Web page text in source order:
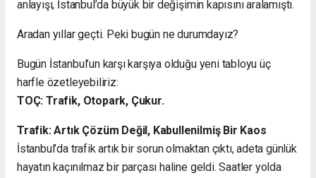
anlayışı, İstanbul’da büyük bir değişimin kapısını aralamıştı.
Aradan yıllar geçti. Peki bugün ne durumdayız?
Bugün İstanbul’un karşı karşıya olduğu yeni tabloyu üç
harfle özetleyebiliriz:
TOÇ: Trafik, Otopark, Çukur.
Trafik: Artık Çözüm Değil, Kabullenilmiş Bir Kaos
İstanbul’da trafik artık bir sorun olmaktan çıktı, adeta günlük
hayatın kaçınılmaz bir parçası haline geldi. Saatler yolda